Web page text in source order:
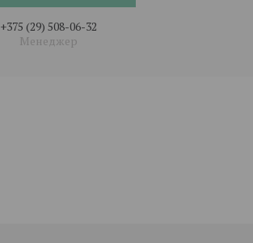
+375 (29) 508-06-32
Менеджер